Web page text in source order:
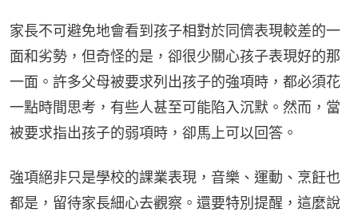
家長不可避免地會看到孩子相對於同儕表現較差的一
面和劣勢，但奇怪的是，卻很少關心孩子表現好的那
一面。許多父母被要求列出孩子的強項時，都必須花
一點時間思考，有些人甚至可能陷入沉默。然而，當
被要求指出孩子的弱項時，卻馬上可以回答。
強項絕非只是學校的課業表現，音樂、運動、烹飪也
都是，留待家長細心去觀察。還要特別提醒，這麼說